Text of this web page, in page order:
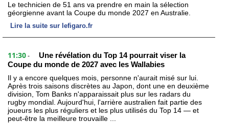
Le technicien de 51 ans va prendre en main la sélection
géorgienne avant la Coupe du monde 2027 en Australie.
Lire la suite sur lefigaro.fr
11:30 -
Une révélation du Top 14 pourrait viser la
Coupe du monde de 2027 avec les Wallabies
Il y a encore quelques mois, personne n'aurait misé sur lui.
Après trois saisons discrètes au Japon, dont une en deuxième
division, Tom Banks n'apparaissait plus sur les radars du
rugby mondial. Aujourd'hui, l'arrière australien fait partie des
joueurs les plus réguliers et les plus utilisés du Top 14 — et
peut-être la meilleure trouvaille ...